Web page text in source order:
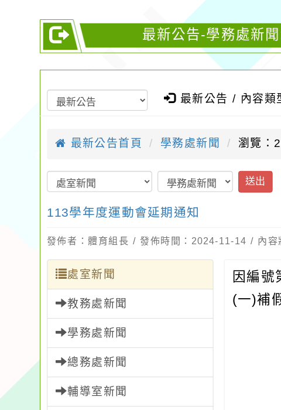
最新公告-學務處新
最新公告 / 內容類
最新公告首頁 學務處新聞 瀏覽：
送出
113學年度運動會延期通知
發佈者：體育組長 / 發佈時間：2024-11-14 / 內容
處室新聞
教務處新聞
學務處新聞
總務處新聞
輔導室新聞
因編號
(一)補